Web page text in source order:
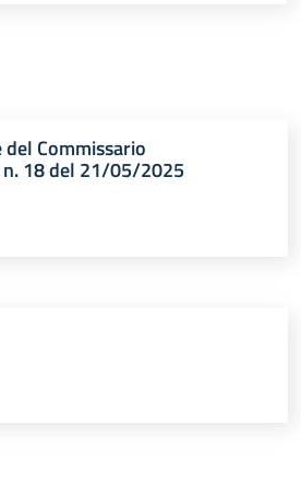
Commissario
18 del 21/05/2025